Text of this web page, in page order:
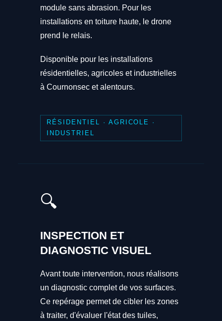
module sans abrasion. Pour les
installations en toiture haute, le drone
prend le relais.
Disponible pour les installations
résidentielles, agricoles et industrielles
à Cournonsec et alentours.
RÉSIDENTIEL · AGRICOLE ·
INDUSTRIEL
🔍
INSPECTION ET
DIAGNOSTIC VISUEL
Avant toute intervention, nous réalisons
un diagnostic complet de vos surfaces.
Ce repérage permet de cibler les zones
à traiter, d'évaluer l'état des tuiles,